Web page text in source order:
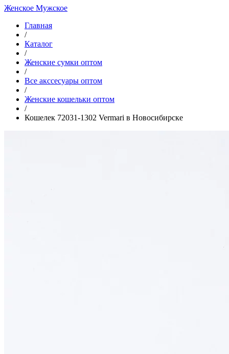
Женское Мужское
Главная
/
Каталог
/
Женские сумки оптом
/
Все акссесуары оптом
/
Женские кошельки оптом
/
Кошелек 72031-1302 Vermari в Новосибирске